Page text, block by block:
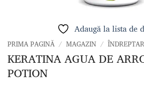
Adaugă la lista de
PRIMA PAGINĂ / MAGAZIN /
KERATINA AGUA DE
POTION